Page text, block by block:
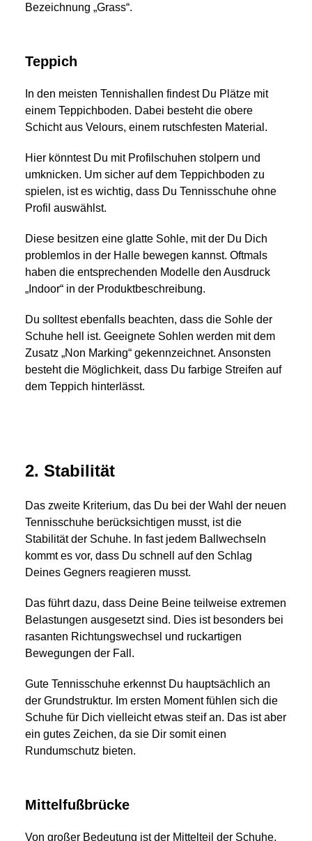
Bezeichnung „Grass“.
Teppich
In den meisten Tennishallen findest Du Plätze mit
einem Teppichboden. Dabei besteht die obere
Schicht aus Velours, einem rutschfesten Material.
Hier könntest Du mit Profilschuhen stolpern und
umknicken. Um sicher auf dem Teppichboden zu
spielen, ist es wichtig, dass Du Tennisschuhe ohne
Profil auswählst.
Diese besitzen eine glatte Sohle, mit der Du Dich
problemlos in der Halle bewegen kannst. Oftmals
haben die entsprechenden Modelle den Ausdruck
„Indoor“ in der Produktbeschreibung.
Du solltest ebenfalls beachten, dass die Sohle der
Schuhe hell ist. Geeignete Sohlen werden mit dem
Zusatz „Non Marking“ gekennzeichnet. Ansonsten
besteht die Möglichkeit, dass Du farbige Streifen auf
dem Teppich hinterlässt.
2. Stabilität
Das zweite Kriterium, das Du bei der Wahl der neuen
Tennisschuhe berücksichtigen musst, ist die
Stabilität der Schuhe. In fast jedem Ballwechseln
kommt es vor, dass Du schnell auf den Schlag
Deines Gegners reagieren musst.
Das führt dazu, dass Deine Beine teilweise extremen
Belastungen ausgesetzt sind. Dies ist besonders bei
rasanten Richtungswechsel und ruckartigen
Bewegungen der Fall.
Gute Tennisschuhe erkennst Du hauptsächlich an
der Grundstruktur. Im ersten Moment fühlen sich die
Schuhe für Dich vielleicht etwas steif an. Das ist aber
ein gutes Zeichen, da sie Dir somit einen
Rundumschutz bieten.
Mittelfußbrücke
Von großer Bedeutung ist der Mittelteil der Schuhe.